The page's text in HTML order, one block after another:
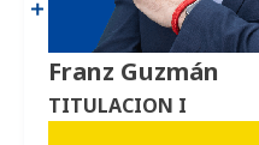
Franz Guzmán
TITULACION I